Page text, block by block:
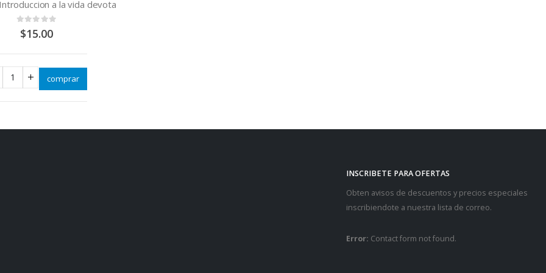
INSCRIBETE PARA OFERTAS
Obten avisos de descuentos y precios especiales
inscribiendote a nuestra lista de correo.
Error: Contact form not found.